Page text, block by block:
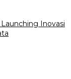
Inovasi